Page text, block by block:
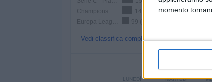
momento
148 (10,36%)
99 (6,93%)
Vedi classifica completa
NUMERO
LUNEDÌ MARTEDÌ